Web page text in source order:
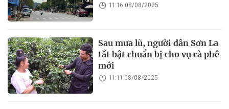
11:16 08/08/2025
Sau mưa lũ, người dân Sơn La
tất bật chuẩn bị cho vụ cà phê
mới
11:11 08/08/2025